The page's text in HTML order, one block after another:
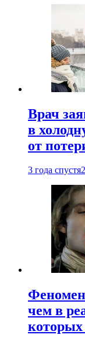
Врач
в
от
3 года спустя
чем в